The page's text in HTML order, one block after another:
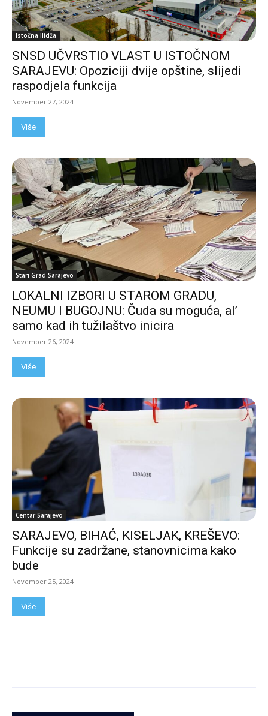
Istočna Ilidža
SNSD UČVRSTIO VLAST U ISTOČNOM
SARAJEVU: Opoziciji dvije opštine, slijedi
raspodjela funkcija
November 27, 2024
Više
Stari Grad Sarajevo
LOKALNI IZBORI U STAROM GRADU,
NEUMU I BUGOJNU: Čuda su moguća, al’
samo kad ih tužilaštvo inicira
November 26, 2024
Više
Centar Sarajevo
SARAJEVO, BIHAĆ, KISELJAK, KREŠEVO:
Funkcije su zadržane, stanovnicima kako
bude
November 25, 2024
Više